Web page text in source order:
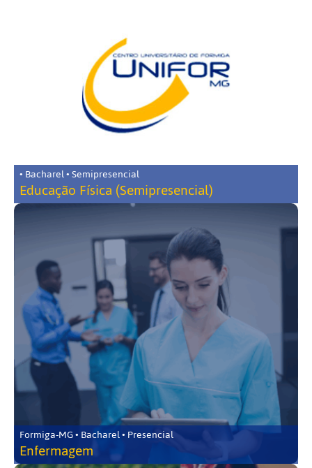
• Bacharel • Semipresencial
Educação Física (Semipresencial)
Formiga-MG • Bacharel • Presencial
Enfermagem